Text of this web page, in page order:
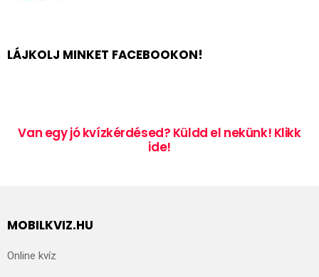
LÁJKOLJ MINKET FACEBOOKON!
Van egy jó kvízkérdésed? Küldd el nekünk! Klikk
ide!
MOBILKVIZ.HU
Online kvíz